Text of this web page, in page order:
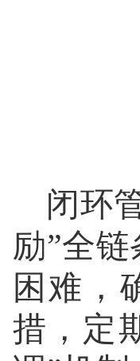
闭环
励”全
困难，
措，定